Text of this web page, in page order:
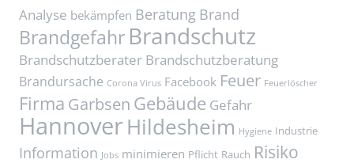
Analyse bekämpfen Beratung Brand
BrandgefahrBrandschutz
Brandschutzberater Brandschutzberatung
Brandursache Corona Virus Facebook Feuer Feuerlöscher
Firma Garbsen Gebäude Gefahr
HannoverHildesheim Hygiene Industrie
Information Jobs minimieren Pflicht Rauch Risiko